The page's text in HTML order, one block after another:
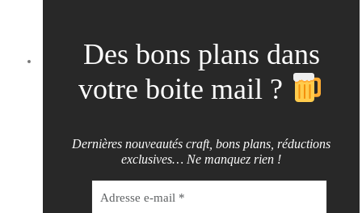
Des bons plans dans
votre boite mail ?
Dernières nouveautés craft, bons plans, réductions
exclusives… Ne manquez rien !